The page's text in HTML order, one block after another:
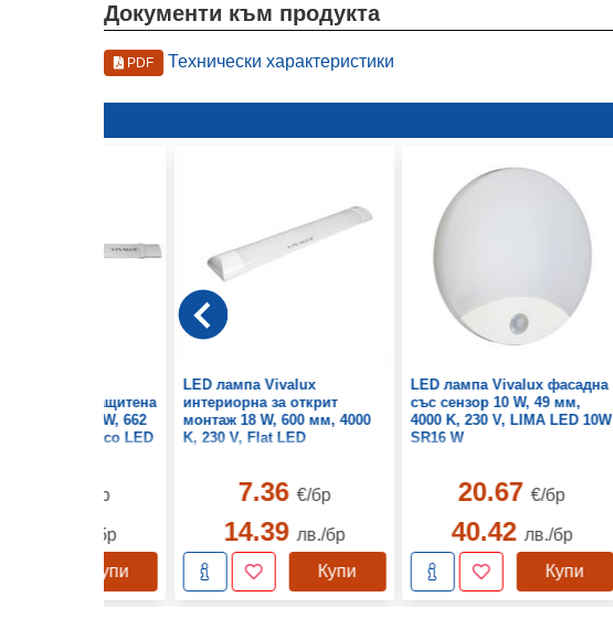
Документи към продукта
PDF Технически характеристики
влагозащитена
монтаж 18 W, 662
K, 230 V, Atico LED
€/бр
лв./бр
Купи
LED лампа Vivalux
интериорна за открит
монтаж 18 W, 600 мм, 4000
K, 230 V, Flat LED
7.36€/бр
14.39 лв./бр
Купи
LED лампа Vivalux фасадна
със сензор 10 W, 49 мм,
4000 K, 230 V, LIMA LED 10W
SR16 W
20.67€/бр
40.42 лв./бр
Купи